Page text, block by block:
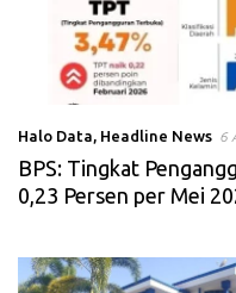
Halo Data, Headline News 6
BPS: Tingkat
0,23 Persen per Mei